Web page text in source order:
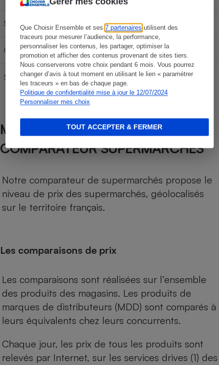
Que Choisir Ensemble et ses7 partenaires utilisent des
traceurs pour mesurer l’audience, la performance,
personnaliser les contenus, les partager, optimiser la
promotion et afficher des contenus provenant de sites tiers.
Nous conserverons votre choix pendant 6 mois. Vous pourrez
changer d’avis à tout moment en utilisant le lien « paramétrer
les traceurs » en bas de chaque page.
Politique de confidentialité mise à jour le 12/07/2024
Personnaliser mes choix
TOUT ACCEPTER & FERMER
SP 95-E10 56,25 € 93,75 € 131,25 €
Gazole 63,15 € 105,25 € 147,35 €
SP 98 66,18 € 110,30 € 154,42 €
MÉTHODOLOGIE DE NOTRE
COMPARATEUR SUPERMARCHÉS
Notre comparateur de supermarchés propose le
niveau de prix des supermarchés, géolocalisés
sur le territoire français.
Les comparaisons de prix
Les comparaisons sont réalisées sur l’ensemble
des produits des magasins. Les produits de
marques de distributeurs (MDD) sont comparés à
leurs équivalents chez leurs concurrents.
Chaque jour, les prix de tous les produits sont
relevés par Internet, sur les services drives (1) des